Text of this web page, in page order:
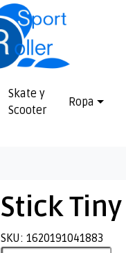
Skate y
Scooter
Ropa
Stick
SKU: 1620191041883